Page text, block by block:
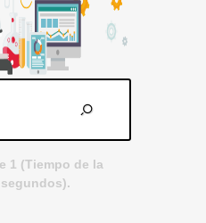
1 (Tiempo de la